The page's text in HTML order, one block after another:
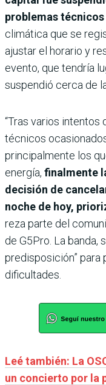
problemas técnicos
climática que se
ajustar el horario y
evento, que tendría
suspendió cerca de
“Tras varios intentos
técnicos
principalmente los
energía, finalmente
decisión de
noche de hoy,
reza parte del
de G5Pro. La banda,
predisposición” para
dificultades.
Leé también: La
un concierto por la